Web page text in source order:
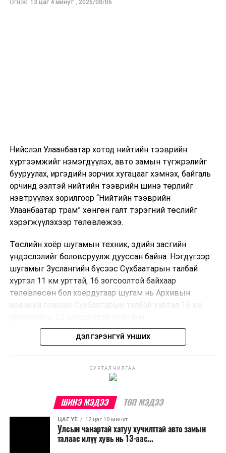
Огноо: 13 цаг 4 минут , 2026/08/06
Нийслэл Улаанбаатар хотод нийтийн тээврийн
хүртээмжийг нэмэгдүүлэх, авто замын түгжрэлийг
бууруулах, иргэдийн зорчих хугацааг хэмнэх, байгаль
орчинд ээлтэй нийтийн тээврийн шинэ төрлийг
нэвтрүүлэх зорилгоор “Нийтийн тээврийн
Улаанбаатар трам” хөнгөн галт тэрэгний төслийг
хэрэгжүүлэхээр төлөвлөжээ.
Төслийн хоёр шугамын техник, эдийн засгийн
үндэслэлийг боловсруулж дууссан байна. Нэгдүгээр
шугамыг Зуслангийн бүсээс Сүхбаатарын талбай
хүртэл 11 км урттай, 16 зогсоолтой байхаар
төлөвлөсөн бол хоёрдугаар шугам нь Архивын
ерөнхий газраас Сүхбаатарын талбай хүртэл 15 км
Төслийг бүрэн хэрэгжүүлснээр цагт 10-12 мянган
Трамвайн системийг хөгжүүлснээр нийтийн тээвэрт
суурилсан хот төлөвлөлтийг дэмжиж, шугам болон
зогсоолуудыг түшиглэсэн худалдаа, үйлчилгээ, орон
сууцны шинэ бүсүүд бий болох боломжтой. Үүний
зэрэгцээ ажлын байр нэмэгдэх, жижиг, дунд
ДЭЛГЭРЭНГҮЙ УНШИХ
СУРТАЛЧИЛГАА
ШИНЭ МЭДЭЭ ТОП МЭДЭЭ
ЦАГ ҮЕ 12 цаг 10 минут
Улсын чанартай хатуу хучилттай авто замын
талаас илүү хувь нь 13-аас...